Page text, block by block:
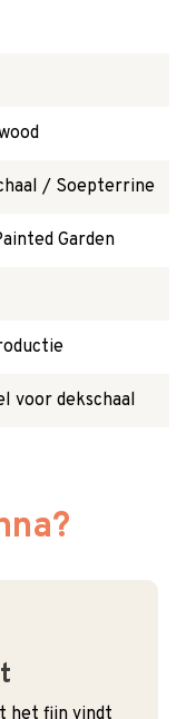
/ Soepterrine
Garden
voor dekschaal
het fijn vindt